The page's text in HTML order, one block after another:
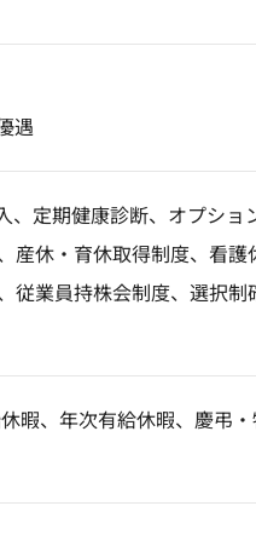
遇
、定期健康診断、オプショ
産休・育休取得制度、看護
従業員持株会制度、選択制
暇、年次有給休暇、慶弔